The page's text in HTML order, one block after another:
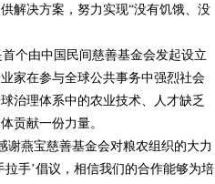
解决方案，努力实现“没有饥饿、没
个由中国民间慈善基金会发起设立
家在参与全球公共事务中强烈社会
治理体系中的农业技术、人才缺乏
贡献一份力量。
燕宝慈善基金会对粮农组织的大力
手’倡议，相信我们的合作能够为培